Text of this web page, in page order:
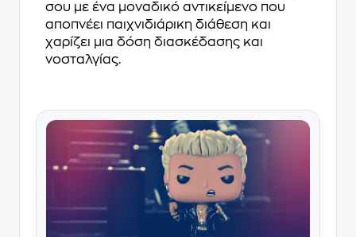
σου με ένα μοναδικό αντικείμενο που
αποπνέει παιχνιδιάρικη διάθεση και
χαρίζει μια δόση διασκέδασης και
νοσταλγίας.